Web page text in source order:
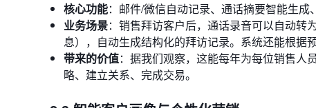
核心功能：邮件/微信自动记录、通话摘要智能生成
业务场景：销售拜访客户后，通话录音可以自动转
息），自动生成结构化的拜访记录。系统还能根据
带来的价值：据我们观察，这能每年为每位销售人
略、建立关系、完成交易。